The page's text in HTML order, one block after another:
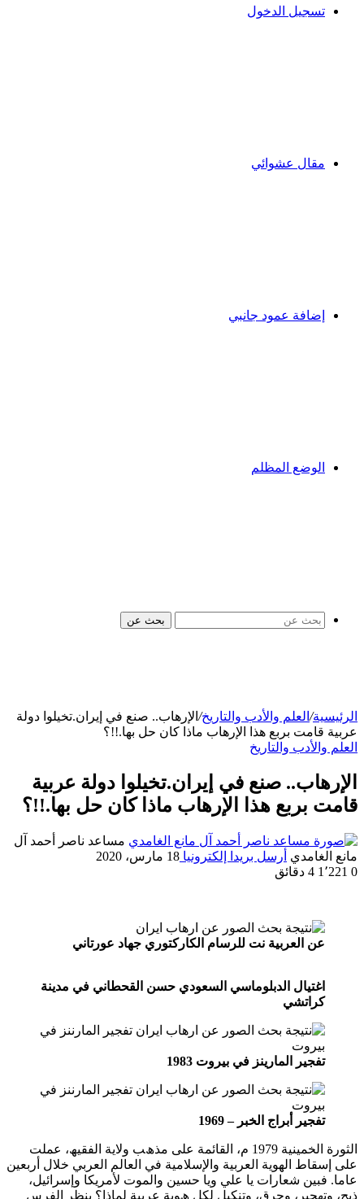
تسجيل الدخول
مقال عشوائي
إضافة عمود جانبي
الوضع المظلم
بحث عن
الرئيسية/ العلم والأدب والتاريخ/ الإرهاب.. صنع في إيران.تخيلوا دولة
عربية قامت بربع هذا الإرهاب ماذا كان حل بها.!!؟
العلم والأدب والتاريخ
الإرهاب.. صنع في إيران.تخيلوا دولة عربية
قامت بربع هذا الإرهاب ماذا كان حل بها.!!؟
مساعد ناصر أحمد آل
مانع الغامدي أرسل بريدا إلكترونيا 18 مارس، 2020
0
4 دقائق
عن العربية نت للرسام الكاركتوري جهاد عورتاني
اغتيال الدبلوماسي السعودي حسن القحطاني في مدينة
كراتشي
تفجير المارينز في بيروت 1983
تفجير أبراج الخبر – 1969
اﻟﺜﻮرة اﻟﺨﻤﯿﻨﯿﺔ 1979 م، اﻟﻘﺎﺋﻤﺔ ﻋﻠﻰ ﻣﺬھﺐ وﻻﯾﺔ اﻟﻔﻘﯿﮫ، ﻋﻤﻠﺖ
ﻋﻠﻰ إﺳﻘﺎط اﻟﮭﻮﯾﺔ اﻟﻌﺮﺑﯿﺔ واﻹﺳﻼﻣﯿﺔ ﻓﻲ اﻟﻌﺎﻟﻢ اﻟﻌﺮﺑﻲ ﺧﻼل أرﺑﻌﯿﻦ
ﻋﺎﻣﺎ. ﻓﺒﯿﻦ ﺷﻌﺎرات ﯾﺎ ﻋﻠﻲ وﯾﺎ ﺣﺴﯿﻦ واﻟﻤﻮت ﻷﻣﺮﯾﻜﺎ وإﺳﺮاﺋﯿﻞ،
ذﺑﺢ، وﺗﮭﺠﯿﺮ، وﺣﺮق، وﺗﻨﻜﯿﻞ ﻟﻜﻞ ھﻮﯾﺔ ﻋﺮﺑﯿﺔ ﻟﻤﺎذا؟ ﺑﻨﻈﺮ اﻟﻔﺮس